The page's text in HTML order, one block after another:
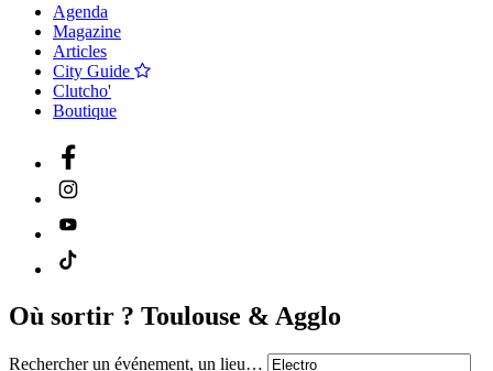
Agenda
Magazine
Articles
City Guide
Clutcho'
Boutique
Où sortir ? Toulouse & Agglo
Rechercher un événement, un lieu…